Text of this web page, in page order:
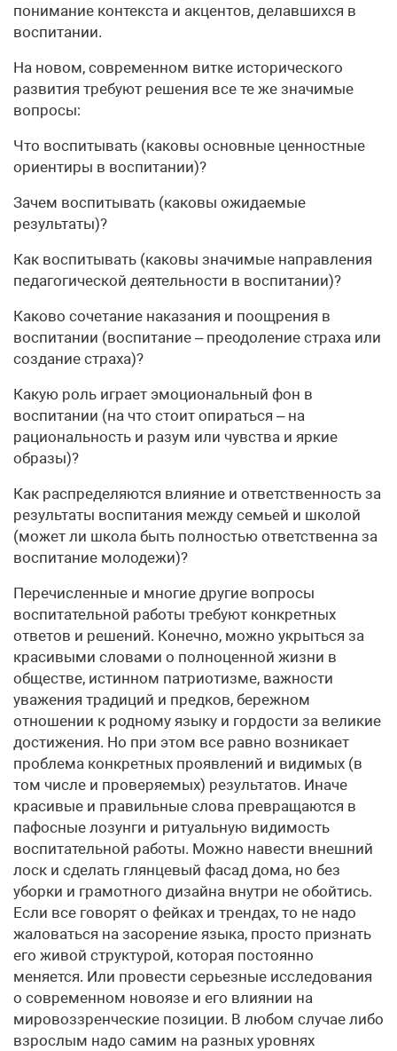
понимание контекста и акцентов, делавшихся в
воспитании.
На новом, современном витке исторического
развития требуют решения все те же значимые
вопросы:
Что воспитывать (каковы основные ценностные
ориентиры в воспитании)?
Зачем воспитывать (каковы ожидаемые
результаты)?
Как воспитывать (каковы значимые направления
педагогической деятельности в воспитании)?
Каково сочетание наказания и поощрения в
воспитании (воспитание – преодоление страха или
создание страха)?
Какую роль играет эмоциональный фон в
воспитании (на что стоит опираться – на
рациональность и разум или чувства и яркие
образы)?
Как распределяются влияние и ответственность за
результаты воспитания между семьей и школой
(может ли школа быть полностью ответственна за
воспитание молодежи)?
Перечисленные и многие другие вопросы
воспитательной работы требуют конкретных
ответов и решений. Конечно, можно укрыться за
красивыми словами о полноценной жизни в
обществе, истинном патриотизме, важности
уважения традиций и предков, бережном
отношении к родному языку и гордости за великие
достижения. Но при этом все равно возникает
проблема конкретных проявлений и видимых (в
том числе и проверяемых) результатов. Иначе
красивые и правильные слова превращаются в
пафосные лозунги и ритуальную видимость
воспитательной работы. Можно навести внешний
лоск и сделать глянцевый фасад дома, но без
уборки и грамотного дизайна внутри не обойтись.
Если все говорят о фейках и трендах, то не надо
жаловаться на засорение языка, просто признать
его живой структурой, которая постоянно
меняется. Или провести серьезные исследования
о современном новоязе и его влиянии на
мировоззренческие позиции. В любом случае либо
взрослым надо самим на разных уровнях